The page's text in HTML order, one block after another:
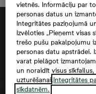
vietnēs. Informāciju par
personas datus un
Integritātes paziņojumā
Izvēloties „Pieņemt visas
trešo pušu pakalpojumu
personas datu apstrādei.
varat pielāgot
un noraidīt visus
uzturēšanai.Integritātes
sīkdatnēm.